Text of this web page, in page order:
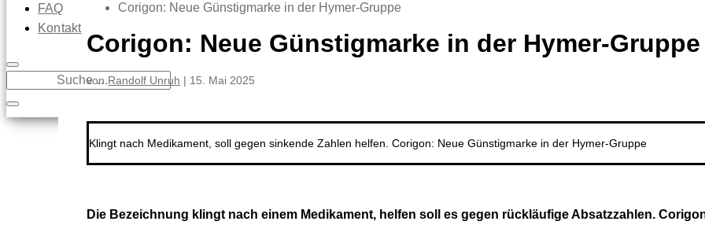
FAQ
Kontakt
Corigon: Neue Günstigmarke in der Hymer-Gruppe
Corigon: Neue Günstigmarke in der Hymer-Gruppe
vonRandolf Unruh | 15. Mai 2025
Klingt nach Medikament, soll gegen sinkende Zahlen helfen. Corigon: Neue Günstigmarke in der Hymer-Gruppe
Die Bezeichnung klingt nach einem Medikament, helfen soll es gegen rückläufige Absatzzahlen.